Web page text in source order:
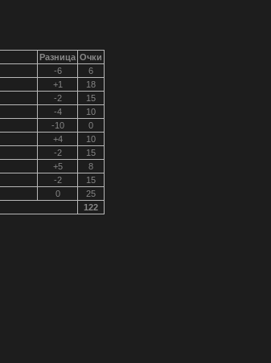
Разница Очки
-6
6
+1
18
-2
15
-4
10
-10
0
+4
10
-2
15
+5
8
-2
15
0
25
122